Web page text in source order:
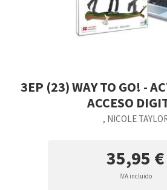
3EP (23) WAY TO GO! -
ACCESO
, NICOLE
35,95 €
IVA incluido